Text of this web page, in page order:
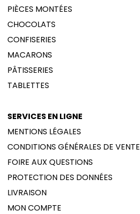
PIÈCES MONTÉES
CHOCOLATS
CONFISERIES
MACARONS
PÂTISSERIES
TABLETTES
SERVICES EN LIGNE
MENTIONS LÉGALES
CONDITIONS GÉNÉRALES DE VENTE
FOIRE AUX QUESTIONS
PROTECTION DES DONNÉES
LIVRAISON
MON COMPTE